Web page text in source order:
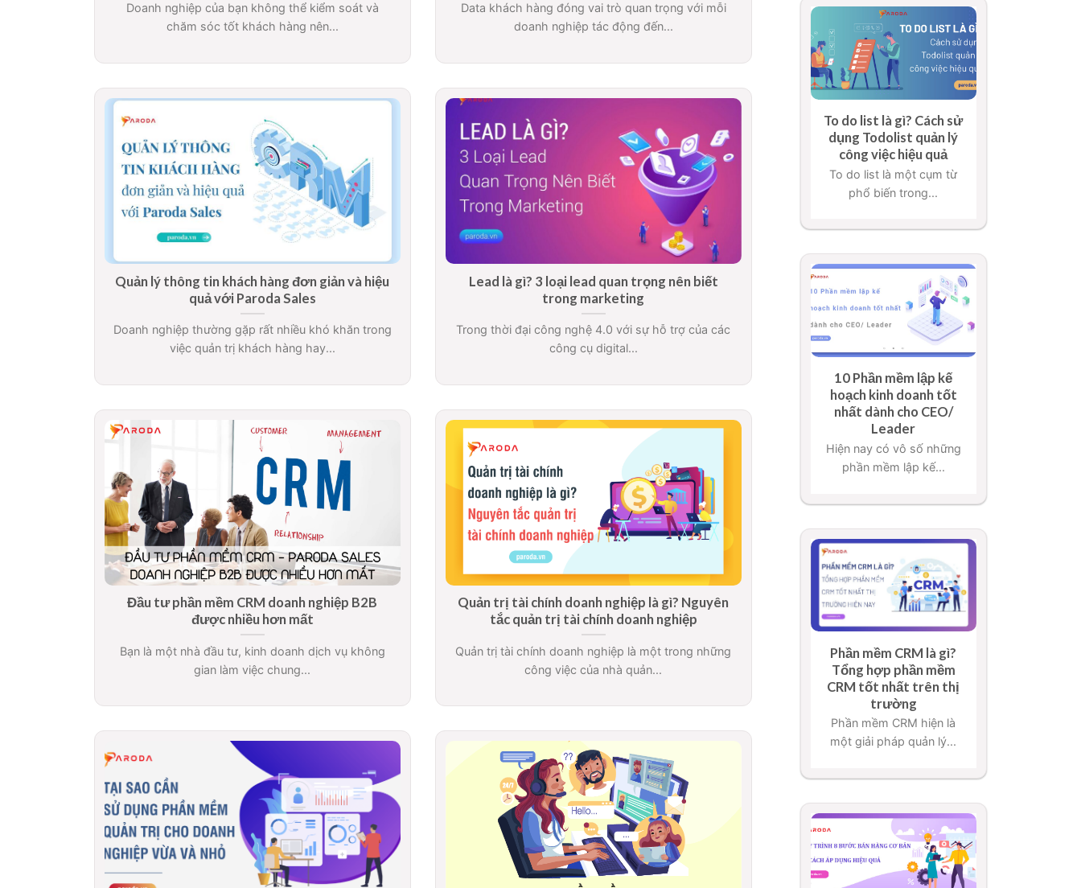
Doanh nghiệp của bạn không thể kiểm soát và
chăm sóc tốt khách hàng nên...
Data khách hàng đóng vai trò quan trọng với mỗi
doanh nghiệp tác động đến...
Quản lý thông tin khách hàng đơn giản và hiệu
quả với Paroda Sales
Doanh nghiệp thường gặp rất nhiều khó khăn trong
việc quản trị khách hàng hay...
Lead là gì? 3 loại lead quan trọng nên biết
trong marketing
Trong thời đại công nghệ 4.0 với sự hỗ trợ của các
công cụ digital...
Đầu tư phần mềm CRM doanh nghiệp B2B
được nhiều hơn mất
Bạn là một nhà đầu tư, kinh doanh dịch vụ không
gian làm việc chung...
Quản trị tài chính doanh nghiệp là gì? Nguyên
tắc quản trị tài chính doanh nghiệp
Quản trị tài chính doanh nghiệp là một trong những
công việc của nhà quản...
To do list là gì? Cách sử
dụng Todolist quản lý
công việc hiệu quả
To do list là một cụm từ
phổ biến trong...
10 Phần mềm lập kế
hoạch kinh doanh tốt
nhất dành cho CEO/
Leader
Hiện nay có vô số những
phần mềm lập kế...
Phần mềm CRM là gì?
Tổng hợp phần mềm
CRM tốt nhất trên thị
trường
Phần mềm CRM hiện là
một giải pháp quản lý...